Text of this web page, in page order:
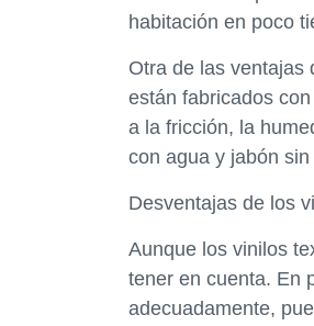
habitación en poco
Otra de las ventajas
están fabricados
a la fricción, la
con agua y jabón
Desventajas de los
Aunque los vinilos
tener en cuenta. En
adecuadamente,